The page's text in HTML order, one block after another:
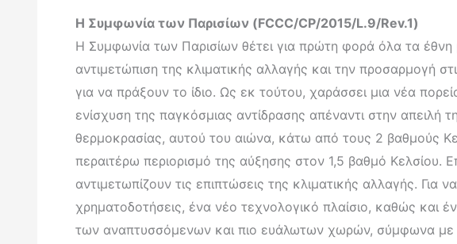
Η Συμφωνία των Παρισίων (FCCC/CP/2015/L.9/Rev.1)
Η Συμφωνία των Παρισίων θέτει για πρώτη φορά όλα τα
αντιμετώπιση της κλιματικής αλλαγής και την προσαρμογή
για να πράξουν το ίδιο. Ως εκ τούτου, χαράσσει μια νέα
ενίσχυση της παγκόσμιας αντίδρασης απέναντι στην απειλή
θερμοκρασίας, αυτού του αιώνα, κάτω από τους 2 βαθμούς
περαιτέρω περιορισμό της αύξησης στον 1,5 βαθμό
αντιμετωπίζουν τις επιπτώσεις της κλιματικής αλλαγής.
χρηματοδοτήσεις, ένα νέο τεχνολογικό πλαίσιο, καθώς και
των αναπτυσσόμενων και πιο ευάλωτων χωρών, σύμφωνα με